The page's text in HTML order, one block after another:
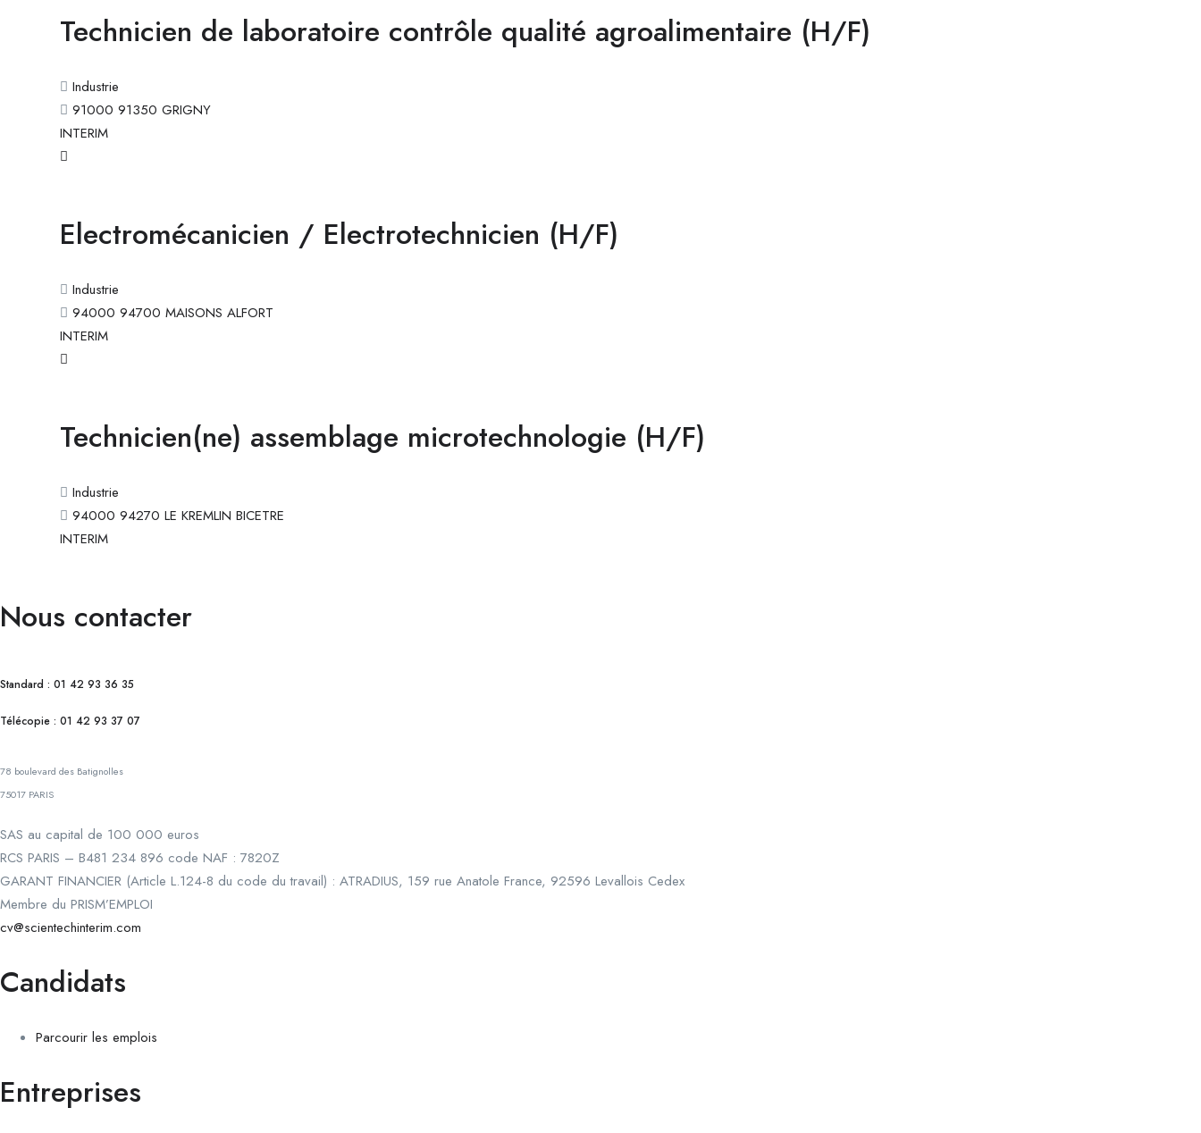
Technicien de laboratoire contrôle qualité agroalimentaire (H/F)
Industrie
91000 91350 GRIGNY
INTERIM
Electromécanicien / Electrotechnicien (H/F)
Industrie
94000 94700 MAISONS ALFORT
INTERIM
Technicien(ne) assemblage microtechnologie (H/F)
Industrie
94000 94270 LE KREMLIN BICETRE
INTERIM
Nous contacter
Standard : 01 42 93 36 35
Télécopie : 01 42 93 37 07
78 boulevard des Batignolles
75017 PARIS
SAS au capital de 100 000 euros
RCS PARIS – B481 234 896 code NAF : 7820Z
GARANT FINANCIER (Article L.124-8 du code du travail) : ATRADIUS, 159 rue Anatole France, 92596 Levallois Cedex
Membre du PRISM’EMPLOI
cv@scientechinterim.com
Candidats
Parcourir les emplois
Entreprises